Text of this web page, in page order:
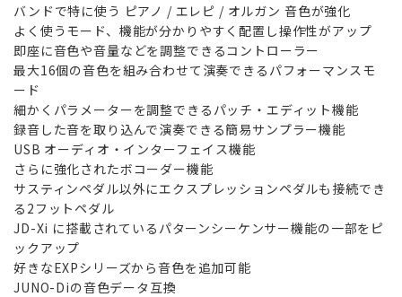
バンドで特に使う ピアノ / エレピ / オルガン 音色が強化
よく使うモード、機能が分かりやすく配置し操作性がアップ
即座に音色や音量などを調整できるコントローラー
最大16個の音色を組み合わせて演奏できるパフォーマンスモ
ード
細かくパラメーターを調整できるパッチ・エディット機能
録音した音を取り込んで演奏できる簡易サンプラー機能
USB オーディオ・インターフェイス機能
さらに強化されたボコーダー機能
サスティンペダル以外にエクスプレッションペダルも接続でき
る2フットペダル
JD-Xi に搭載されているパターンシーケンサー機能の一部をピ
ックアップ
好きなEXPシリーズから音色を追加可能
JUNO-Diの音色データ互換